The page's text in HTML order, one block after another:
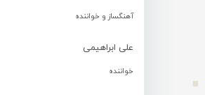
آهنگساز و خواننده
علی ابراهیمی
خواننده